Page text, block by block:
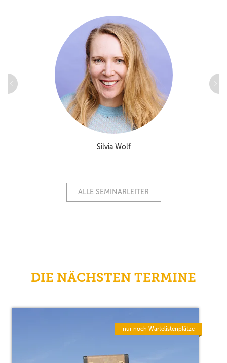
Silvia Wolf
ALLE SEMINARLEITER
DIE NÄCHSTEN TERMINE
nur noch Wartelistenplätze